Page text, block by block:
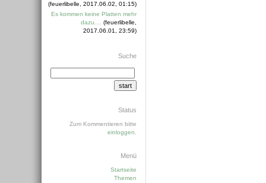
(feuerlibelle, 2017.06.02, 01:15)
Es kommen keine Platten mehr
dazu....
(feuerlibelle,
2017.06.01, 23:59)
Suche
Status
Zum Kommentieren bitte
einloggen
Menü
Startseite
Themen